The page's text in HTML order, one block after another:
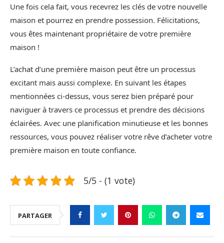
Une fois cela fait, vous recevrez les clés de votre nouvelle
maison et pourrez en prendre possession. Félicitations,
vous êtes maintenant propriétaire de votre première
maison !
L’achat d’une première maison peut être un processus
excitant mais aussi complexe. En suivant les étapes
mentionnées ci-dessus, vous serez bien préparé pour
naviguer à travers ce processus et prendre des décisions
éclairées. Avec une planification minutieuse et les bonnes
ressources, vous pouvez réaliser votre rêve d’acheter votre
première maison en toute confiance.
5/5 - (1 vote)
PARTAGER